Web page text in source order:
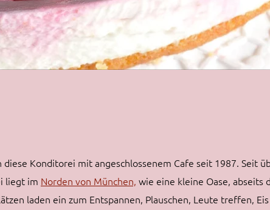
Konditorei mit angeschlossenem Cafe seit 1987. Seit
liegt im Norden von München, wie eine kleine Oase, abseits
laden ein zum Entspannen, Plauschen, Leute treffen,